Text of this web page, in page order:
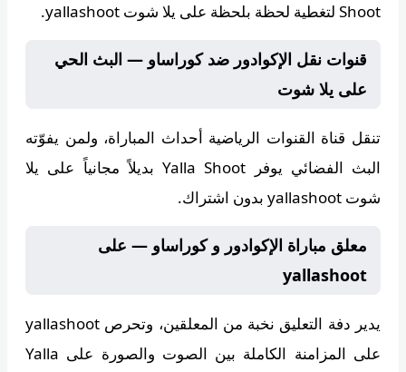
Shoot لتغطية لحظة بلحظة على يلا شوت yallashoot.
قنوات نقل الإكوادور ضد كوراساو — البث الحي
على يلا شوت
تنقل قناة القنوات الرياضية أحداث المباراة، ولمن يفوّته
البث الفضائي يوفر Yalla Shoot بديلاً مجانياً على يلا
شوت yallashoot بدون اشتراك.
معلق مباراة الإكوادور و كوراساو — على
yallashoot
يدير دفة التعليق نخبة من المعلقين، وتحرص yallashoot
على المزامنة الكاملة بين الصوت والصورة على Yalla